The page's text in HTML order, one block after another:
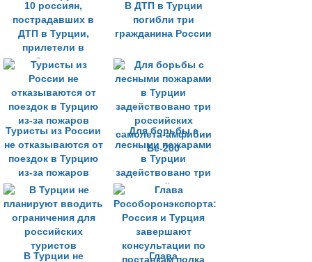
10 россиян,
пострадавших в
ДТП в Турции,
прилетели в
Самару
В ДТП в Турции
погибли три
гражданина России
Туристы из России
не отказываются от
поездок в Турцию
из-за пожаров
Для борьбы с
лесными пожарами
в Турции
задействовано три
российских
самолета-амфибии
Бе-200
В Турции не
Глава